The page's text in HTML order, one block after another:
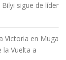
sigue de líder
Victoria en Muga
la Vuelta a